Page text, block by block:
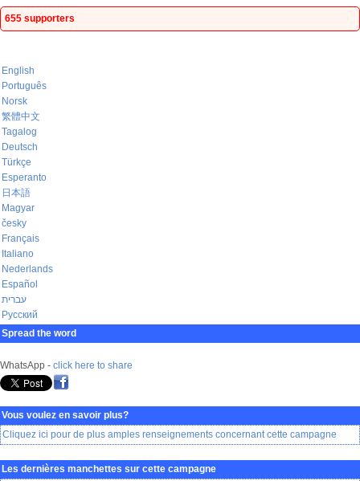
655 supporters
English
Português
Norsk
繁體中文
Tagalog
Deutsch
Türkçe
Esperanto
日本語
Magyar
česky
Français
Italiano
Nederlands
Español
עברית
Русский
Spread the word
WhatsApp - click here to share
Vous voulez en savoir plus?
Cliquez ici pour de plus amples renseignements concernant cette campagne
Les dernières manchettes sur cette campagne